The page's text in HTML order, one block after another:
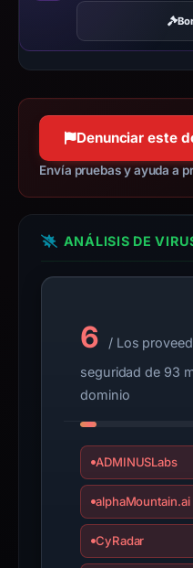
with
the
an
the
is
Denunciar este
Envía pruebas y ayuda a
ANÁLISIS DE
6
/ Los
seguridad de 93
dominio
ADMINUSLabs
alphaMountain.ai
CyRadar